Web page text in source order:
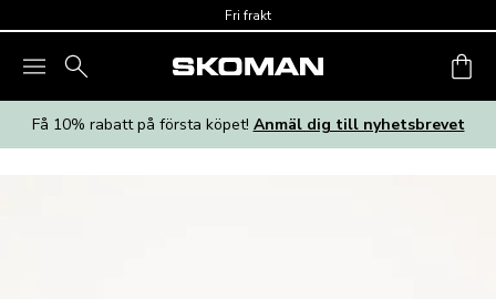
Fri frakt
Få 10% rabatt på första köpet! Anmäl dig till nyhetsbrevet